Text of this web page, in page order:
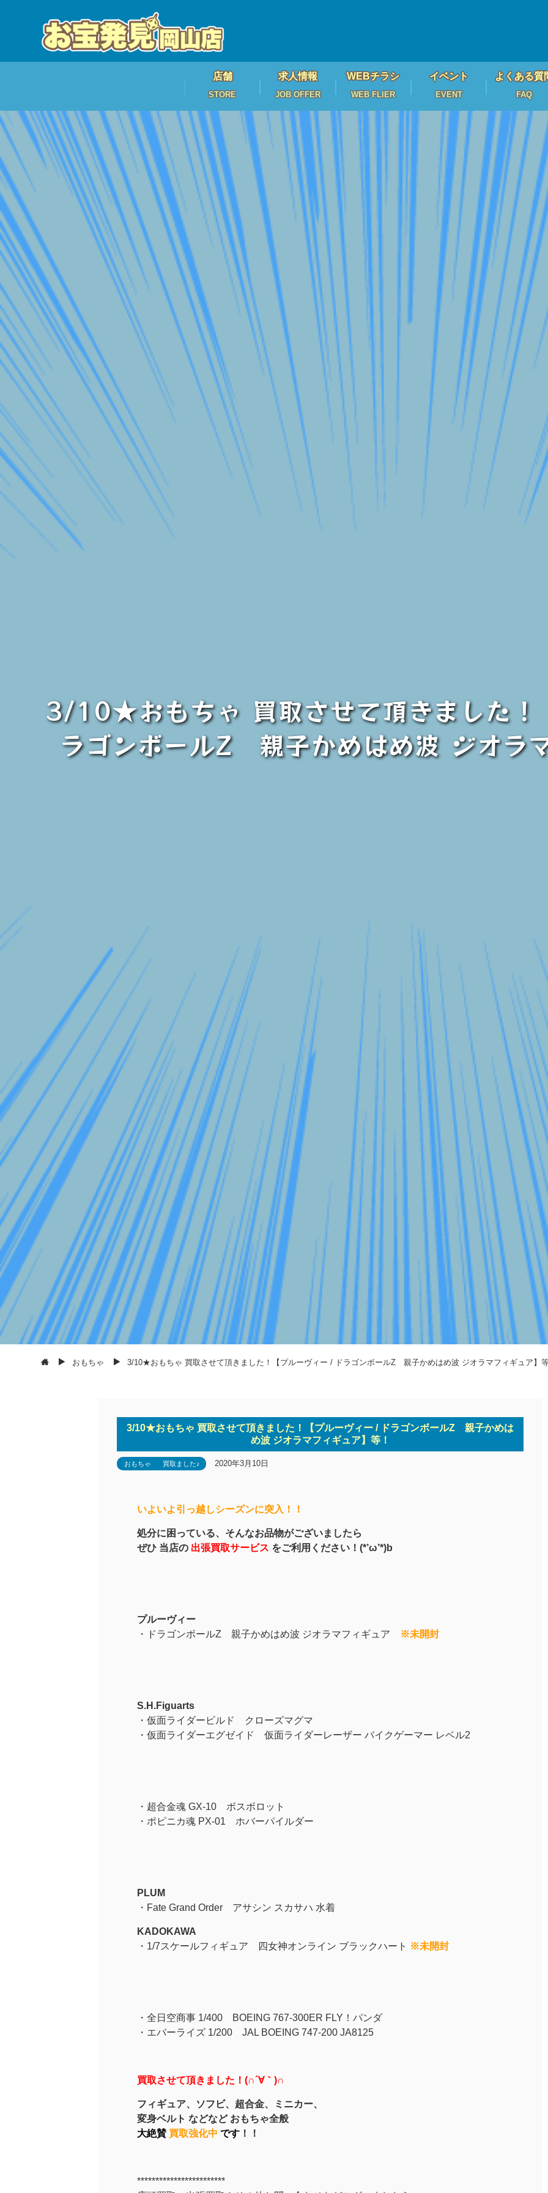
店舗
STORE
求人情報
JOB OFFER
WEBチラシ
WEB FLIER
イベント
EVENT
よくある質
FAQ
3/10★おもちゃ 買取させて頂きました！
ラゴンボールZ 親子かめはめ波 ジオラ
おもちゃ 3/10★おもちゃ 買取させて頂きました！【プルーヴィー / ドラゴンボールZ 親子かめはめ波 ジオラマフィギュア】
3/10★おもちゃ 買取させて頂きました！【プルーヴィー / ドラゴンボールZ 親子かめは
め波 ジオラマフィギュア】等！
おもちゃ 買取ました♪ 2020年3月10日
いよいよ引っ越しシーズンに突入！！
処分に困っている、そんなお品物がございましたら
ぜひ 当店の 出張買取サービス をご利用ください！(*’ω’*)b
プルーヴィー
・ドラゴンボールZ 親子かめはめ波 ジオラマフィギュア
※未開封
S.H.Figuarts
・仮面ライダービルド クローズマグマ
・仮面ライダーエグゼイド 仮面ライダーレーザー バイクゲーマー レベル2
・超合金魂 GX-10 ボスボロット
・ポピニカ魂 PX-01 ホバーパイルダー
PLUM
・Fate Grand Order アサシン スカサハ 水着
KADOKAWA
・1/7スケールフィギュア 四女神オンライン ブラックハート ※未開封
・全日空商事 1/400 BOEING 767-300ER FLY！パンダ
・エバーライズ 1/200 JAL BOEING 747-200 JA8125
買取させて頂きました！(∩´∀｀)∩
フィギュア、
ソフビ、超合金、ミニカー、
変身ベルト などなど おもちゃ全般
大絶賛 買取強化中 です ！！
************************